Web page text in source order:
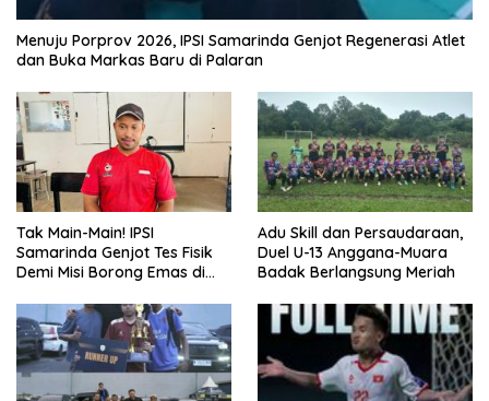
Menuju Porprov 2026, IPSI Samarinda Genjot Regenerasi Atlet
dan Buka Markas Baru di Palaran
Tak Main-Main! IPSI
Samarinda Genjot Tes Fisik
Demi Misi Borong Emas di
Adu Skill dan Persaudaraan,
Duel U-13 Anggana-Muara
Badak Berlangsung Meriah